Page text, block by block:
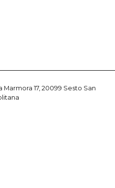
Marmora 17, 20099 Sesto San